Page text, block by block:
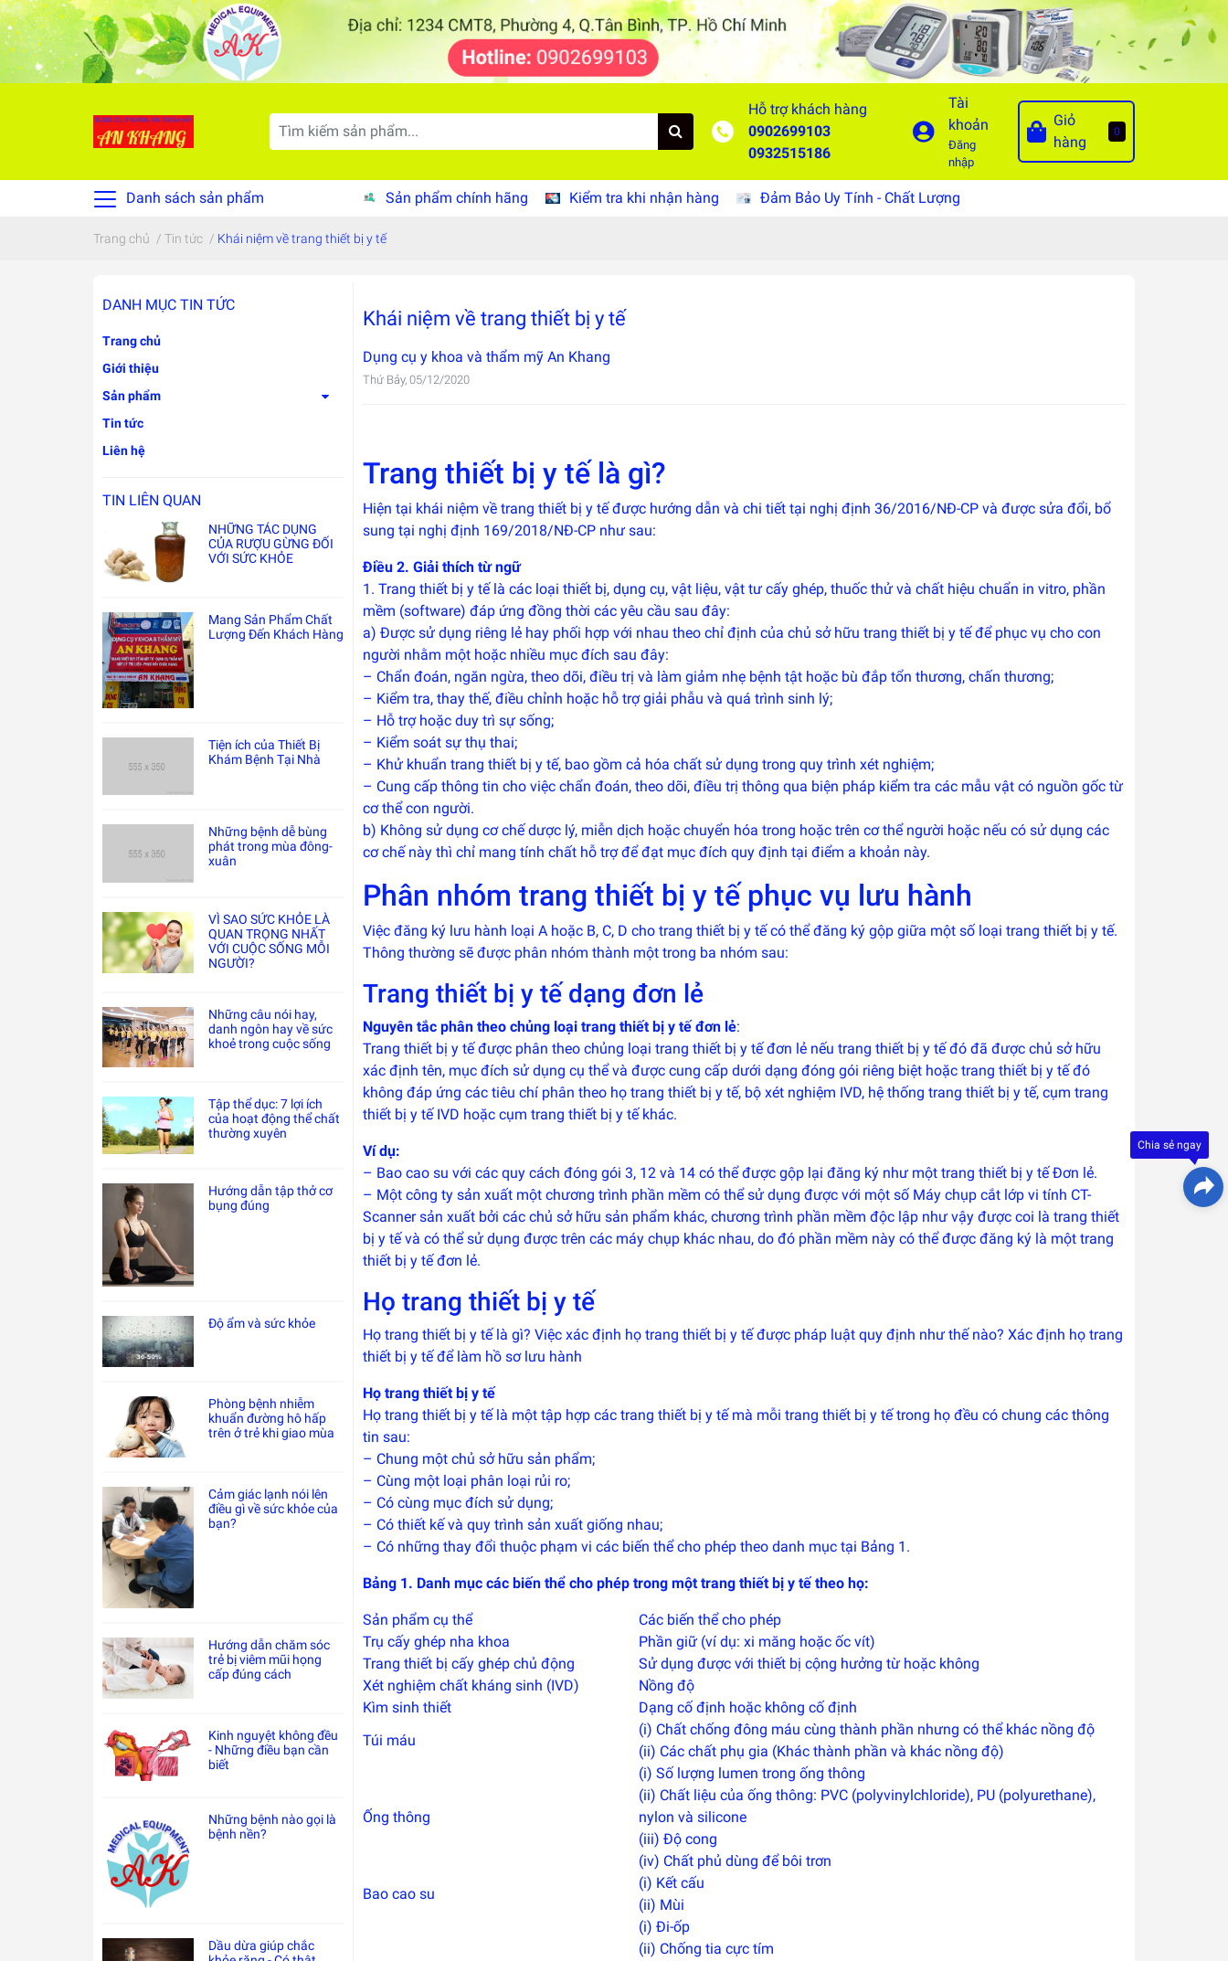
Hỗ trợ khách hàng
0902699103
0932515186
Tài
khoản
Đăng
nhập
Giỏ
hàng
0
Danh sách sản phẩm Sản phẩm chính hãng Kiểm tra khi nhận hàng Đảm Bảo Uy Tính - Chất Lượng
Trang chủ / Tin tức / Khái niệm về trang thiết bị y tế
DANH MỤC TIN TỨC
Trang chủ
Giới thiệu
Sản phẩm
Tin tức
Liên hệ
TIN LIÊN QUAN
NHỮNG TÁC DỤNG
CỦA RƯỢU GỪNG ĐỐI
VỚI SỨC KHỎE
Mang Sản Phẩm Chất
Lượng Đến Khách Hàng
Tiện ích của Thiết Bị
Khám Bệnh Tại Nhà
Những bệnh dễ bùng
phát trong mùa đông-
xuân
VÌ SAO SỨC KHỎE LÀ
QUAN TRỌNG NHẤT
VỚI CUỘC SỐNG MỖI
NGƯỜI?
Những câu nói hay,
danh ngôn hay về sức
khoẻ trong cuộc sống
Tập thể dục: 7 lợi ích
của hoạt động thể chất
thường xuyên
Hướng dẫn tập thở cơ
bụng đúng
Độ ẩm và sức khỏe
Phòng bệnh nhiễm
khuẩn đường hô hấp
trên ở trẻ khi giao mùa
Cảm giác lạnh nói lên
điều gì về sức khỏe của
bạn?
Hướng dẫn chăm sóc
trẻ bị viêm mũi họng
cấp đúng cách
Kinh nguyệt không đều
- Những điều bạn cần
biết
Những bệnh nào gọi là
bệnh nền?
Dầu dừa giúp chắc
Khái niệm về trang thiết bị y tế
Dụng cụ y khoa và thẩm mỹ An Khang
Thứ Bảy, 05/12/2020
Trang thiết bị y tế là gì?
Hiện tại khái niệm về trang thiết bị y tế được hướng dẫn và chi tiết tại nghị định 36/2016/NĐ-CP và được sửa đổi, bổ
sung tại nghị định 169/2018/NĐ-CP như sau:
Điều 2. Giải thích từ ngữ
1. Trang thiết bị y tế là các loại thiết bị, dụng cụ, vật liệu, vật tư cấy ghép, thuốc thử và chất hiệu chuẩn in vitro, phần
mềm (software) đáp ứng đồng thời các yêu cầu sau đây:
a) Được sử dụng riêng lẻ hay phối hợp với nhau theo chỉ định của chủ sở hữu trang thiết bị y tế để phục vụ cho con
người nhằm một hoặc nhiều mục đích sau đây:
– Chẩn đoán, ngăn ngừa, theo dõi, điều trị và làm giảm nhẹ bệnh tật hoặc bù đắp tổn thương, chấn thương;
– Kiểm tra, thay thế, điều chỉnh hoặc hỗ trợ giải phẫu và quá trình sinh lý;
– Hỗ trợ hoặc duy trì sự sống;
– Kiểm soát sự thụ thai;
– Khử khuẩn trang thiết bị y tế, bao gồm cả hóa chất sử dụng trong quy trình xét nghiệm;
– Cung cấp thông tin cho việc chẩn đoán, theo dõi, điều trị thông qua biện pháp kiểm tra các mẫu vật có nguồn gốc từ
cơ thể con người.
b) Không sử dụng cơ chế dược lý, miễn dịch hoặc chuyển hóa trong hoặc trên cơ thể người hoặc nếu có sử dụng các
cơ chế này thì chỉ mang tính chất hỗ trợ để đạt mục đích quy định tại điểm a khoản này.
Phân nhóm trang thiết bị y tế phục vụ lưu hành
Việc đăng ký lưu hành loại A hoặc B, C, D cho trang thiết bị y tế có thể đăng ký gộp giữa một số loại trang thiết bị y tế.
Thông thường sẽ được phân nhóm thành một trong ba nhóm sau:
Trang thiết bị y tế dạng đơn lẻ
Nguyên tắc phân theo chủng loại trang thiết bị y tế đơn lẻ:
Trang thiết bị y tế được phân theo chủng loại trang thiết bị y tế đơn lẻ nếu trang thiết bị y tế đó đã được chủ sở hữu
xác định tên, mục đích sử dụng cụ thể và được cung cấp dưới dạng đóng gói riêng biệt hoặc trang thiết bị y tế đó
không đáp ứng các tiêu chí phân theo họ trang thiết bị y tế, bộ xét nghiệm IVD, hệ thống trang thiết bị y tế, cụm trang
thiết bị y tế IVD hoặc cụm trang thiết bị y tế khác.
Ví dụ:
– Bao cao su với các quy cách đóng gói 3, 12 và 14 có thể được gộp lại đăng ký như một trang thiết bị y tế Đơn lẻ.
– Một công ty sản xuất một chương trình phần mềm có thể sử dụng được với một số Máy chụp cắt lớp vi tính CT-
Scanner sản xuất bởi các chủ sở hữu sản phẩm khác, chương trình phần mềm độc lập như vậy được coi là trang thiết
bị y tế và có thể sử dụng được trên các máy chụp khác nhau, do đó phần mềm này có thể được đăng ký là một trang
thiết bị y tế đơn lẻ.
Họ trang thiết bị y tế
Họ trang thiết bị y tế là gì? Việc xác định họ trang thiết bị y tế được pháp luật quy định như thế nào? Xác định họ trang
thiết bị y tế để làm hồ sơ lưu hành
Họ trang thiết bị y tế
Họ trang thiết bị y tế là một tập hợp các trang thiết bị y tế mà mỗi trang thiết bị y tế trong họ đều có chung các thông
tin sau:
– Chung một chủ sở hữu sản phẩm;
– Cùng một loại phân loại rủi ro;
– Có cùng mục đích sử dụng;
– Có thiết kế và quy trình sản xuất giống nhau;
– Có những thay đổi thuộc phạm vi các biến thể cho phép theo danh mục tại Bảng 1.
Bảng 1. Danh mục các biến thể cho phép trong một trang thiết bị y tế theo họ:
Sản phẩm cụ thể
Các biến thể cho phép
Trụ cấy ghép nha khoa
Phần giữ (ví dụ: xi măng hoặc ốc vít)
Trang thiết bị cấy ghép chủ động
Sử dụng được với thiết bị cộng hưởng từ hoặc không
Xét nghiệm chất kháng sinh (IVD)
Nồng độ
Kìm sinh thiết
Dạng cố định hoặc không cố định
Túi máu
(i) Chất chống đông máu cùng thành phần nhưng có thể khác nồng độ
(ii) Các chất phụ gia (Khác thành phần và khác nồng độ)
Ống thông
(i) Số lượng lumen trong ống thông
(ii) Chất liệu của ống thông: PVC (polyvinylchloride), PU (polyurethane),
nylon và silicone
(iii) Độ cong
(iv) Chất phủ dùng để bôi trơn
Bao cao su
(i) Kết cấu
(ii) Mùi
(i) Đi-ốp
(ii) Chống tia cực tím
trải
nghiệm
phát
triển
bởi
EGANY
Chia sẻ ngay